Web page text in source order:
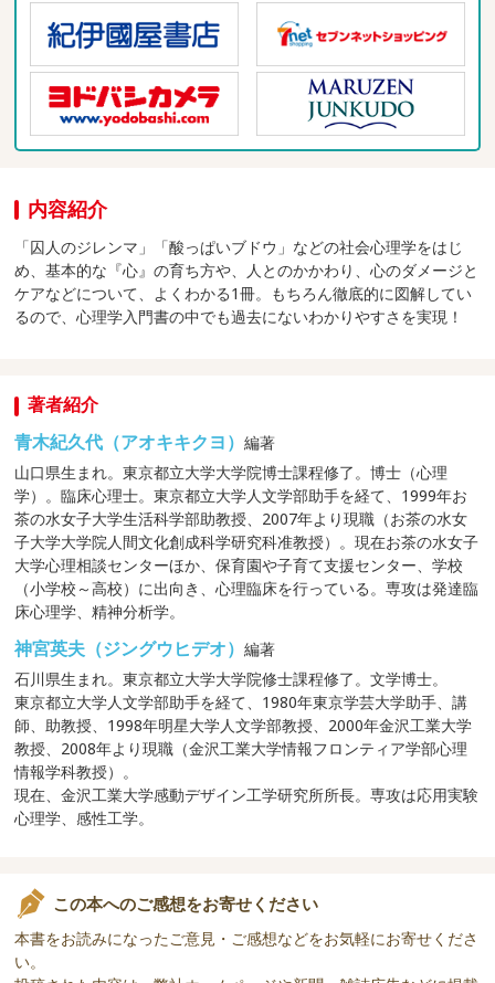
内容紹介
「囚人のジレンマ」「酸っぱいブドウ」などの社会心理学をはじ
め、基本的な『心』の育ち方や、人とのかかわり、心のダメージと
ケアなどについて、よくわかる1冊。もちろん徹底的に図解してい
るので、心理学入門書の中でも過去にないわかりやすさを実現！
著者紹介
青木紀久代（アオキキクヨ）編著
山口県生まれ。東京都立大学大学院博士課程修了。博士（心理
学）。臨床心理士。東京都立大学人文学部助手を経て、1999年お
茶の水女子大学生活科学部助教授、2007年より現職（お茶の水女
子大学大学院人間文化創成科学研究科准教授）。現在お茶の水女子
大学心理相談センターほか、保育園や子育て支援センター、学校
（小学校～高校）に出向き、心理臨床を行っている。専攻は発達臨
床心理学、精神分析学。
神宮英夫（ジングウヒデオ）編著
石川県生まれ。東京都立大学大学院修士課程修了。文学博士。
東京都立大学人文学部助手を経て、1980年東京学芸大学助手、講
師、助教授、1998年明星大学人文学部教授、2000年金沢工業大学
教授、2008年より現職（金沢工業大学情報フロンティア学部心理
情報学科教授）。
現在、金沢工業大学感動デザイン工学研究所所長。専攻は応用実験
心理学、感性工学。
この本へのご感想をお寄せください
本書をお読みになったご意見・ご感想などをお気軽にお寄せくださ
い。